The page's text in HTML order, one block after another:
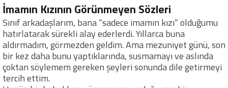
İmamın Kızının Görünmeyen Sözleri
Sınıf arkadaşlarım, bana “sadece imamın kızı” olduğumu
hatırlatarak sürekli alay ederlerdi. Yıllarca buna
aldırmadım, görmezden geldim. Ama mezuniyet günü, son
bir kez daha bunu yaptıklarında, susmamayı ve aslında
çoktan söylemem gereken şeyleri sonunda dile getirmeyi
tercih ettim.